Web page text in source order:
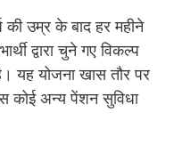
की उम्र के बाद हर महीने
द्वारा चुने गए विकल्प
यह योजना खास तौर पर
कोई अन्य पेंशन सुविधा